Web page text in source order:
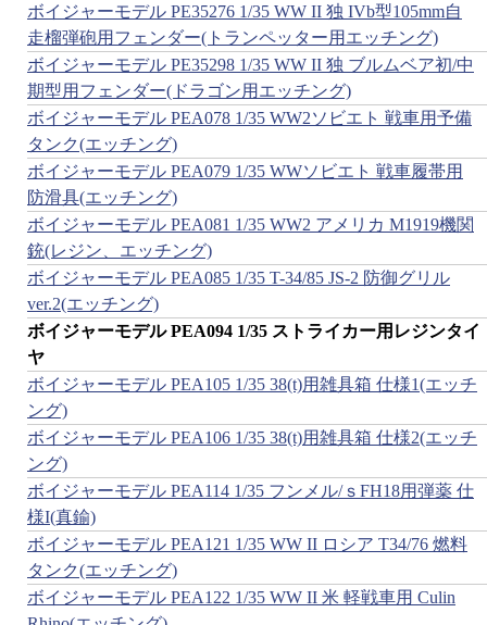
ボイジャーモデル PE35276 1/35 WW II 独 IVb型105mm自
走榴弾砲用フェンダー(トランペッター用エッチング)
ボイジャーモデル PE35298 1/35 WW II 独 ブルムベア初/中
期型用フェンダー(ドラゴン用エッチング)
ボイジャーモデル PEA078 1/35 WW2ソビエト 戦車用予備
タンク(エッチング)
ボイジャーモデル PEA079 1/35 WWソビエト 戦車履帯用
防滑具(エッチング)
ボイジャーモデル PEA081 1/35 WW2 アメリカ M1919機関
銃(レジン、エッチング)
ボイジャーモデル PEA085 1/35 T-34/85 JS-2 防御グリル
ver.2(エッチング)
ボイジャーモデル PEA094 1/35 ストライカー用レジンタイ
ヤ
ボイジャーモデル PEA105 1/35 38(t)用雑具箱 仕様1(エッチ
ング)
ボイジャーモデル PEA106 1/35 38(t)用雑具箱 仕様2(エッチ
ング)
ボイジャーモデル PEA114 1/35 フンメル/ｓFH18用弾薬 仕
様I(真鍮)
ボイジャーモデル PEA121 1/35 WW II ロシア T34/76 燃料
タンク(エッチング)
ボイジャーモデル PEA122 1/35 WW II 米 軽戦車用 Culin